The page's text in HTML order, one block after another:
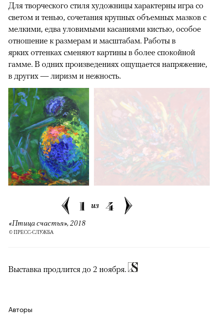
Для творческого стиля художницы характерны игра со
светом и тенью, сочетания крупных объемных мазков с
мелкими, едва уловимыми касаниями кистью, особое
отношение к размерам и масштабам. Работы в
ярких оттенках сменяют картины в более спокойной
гамме. В одних произведениях ощущается напряжение,
в других — лиризм и нежность.
1 из 4
«Птица счастья», 2018
© ПРЕСС-СЛУЖБА
Выставка продлится до 2 ноября.
Авторы